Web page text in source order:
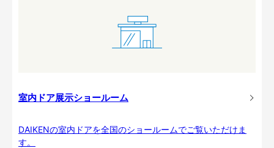
室内ドア展示ショールーム
DAIKENの室内ドアを全国のショールームでご覧いただけま
す。